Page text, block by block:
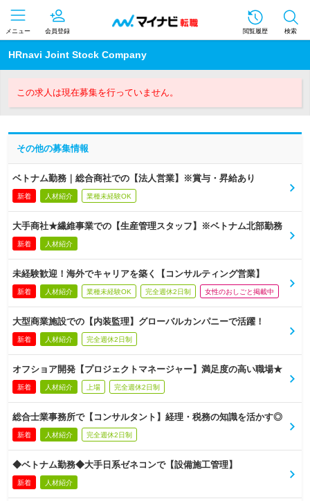
メニュー 会員登録 閲覧履歴 検索
HRnavi Joint Stock Company
この求人は現在募集を行っていません。
その他の募集情報
ベトナム勤務｜総合商社での【法人営業】※賞与・昇給あり
新着 人材紹介 業種未経験OK
大手商社★繊維事業での【生産管理スタッフ】※ベトナム北部勤務
新着 人材紹介
未経験歓迎！海外でキャリアを築く【コンサルティング営業】
新着 人材紹介 業種未経験OK 完全週休2日制 女性のおしごと掲載中
大型商業施設での【内装監理】グローバルカンパニーで活躍！
新着 人材紹介 完全週休2日制
オフショア開発【プロジェクトマネージャー】満足度の高い職場★
新着 人材紹介 上場 完全週休2日制
総合士業事務所で【コンサルタント】経理・税務の知識を活かす◎
新着 人材紹介 完全週休2日制
◆ベトナム勤務◆大手日系ゼネコンで【設備施工管理】
新着 人材紹介